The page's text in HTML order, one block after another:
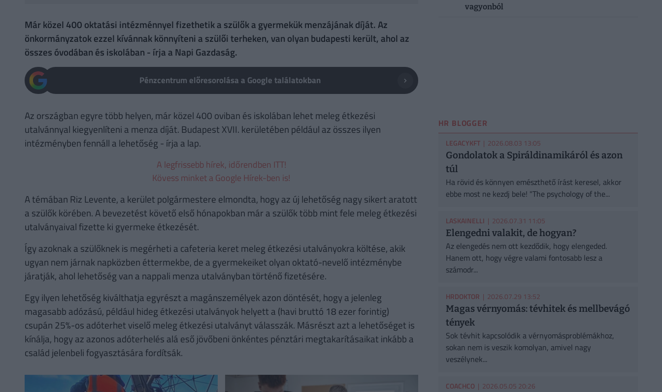
Már közel 400 oktatási intézménnyel fizethetik a szülők a gyermekük menzájának díját. Az
önkormányzatok ezzel kívánnak könnyíteni a szülői terheken, van olyan budapesti került, ahol az
összes óvodában és iskolában - írja a Napi Gazdaság.
Pénzcentrum előresorolása a Google találatokban
Az országban egyre több helyen, már közel 400 oviban és iskolában lehet meleg étkezési
utalvánnyal kiegyenlíteni a menza díját. Budapest XVII. kerületében például az összes ilyen
intézményben fennáll a lehetőség - írja a lap.
A legfrissebb hírek, időrendben ITT!
Kövess minket a Google Hírek-ben is!
A témában Riz Levente, a kerület polgármestere elmondta, hogy az új lehetőség nagy sikert aratott
a szülők körében. A bevezetést követő első hónapokban már a szülők több mint fele meleg étkezési
utalványaival fizette ki gyermeke étkezését.
Így azoknak a szülőknek is megérheti a cafeteria keret meleg étkezési utalványokra költése, akik
ugyan nem járnak napközben éttermekbe, de a gyermekeiket olyan oktató-nevelő intézménybe
járatják, ahol lehetőség van a nappali menza utalványban történő fizetésére.
Egy ilyen lehetőség kiválthatja egyrészt a magánszemélyek azon döntését, hogy a jelenleg
magasabb adózású, például hideg étkezési utalványok helyett a (havi bruttó 18 ezer forintig)
csupán 25%-os adóterhet viselő meleg étkezési utalványt válasszák. Másrészt azt a lehetőséget is
kínálja, hogy az azonos adóterhelés alá eső jövőbeni önkéntes pénztári megtakarításaikat inkább a
család jelenbeli fogyasztására fordítsák.
vagyonból
HR BLOGGER
LEGACYKFT| 2026.08.03 13:05
Gondolatok a Spiráldinamikáról és azon
túl
Ha rövid és könnyen emészthető írást keresel, akkor
ebbe most ne kezdj bele! "The psychology of the...
LASKAINELLI | 2026.07.31 11:05
Elengedni valakit, de hogyan?
Az elengedés nem ott kezdődik, hogy elengeded.
Hanem ott, hogy végre valami fontosabb lesz a
számodr...
HRDOKTOR | 2026.07.29 13:52
Magas vérnyomás: tévhitek és mellbevágó
tények
Sok tévhit kapcsolódik a vérnyomásproblémákhoz,
sokan nem is veszik komolyan, amivel nagy
veszélynek...
COACHCO | 2026.05.05 20:26